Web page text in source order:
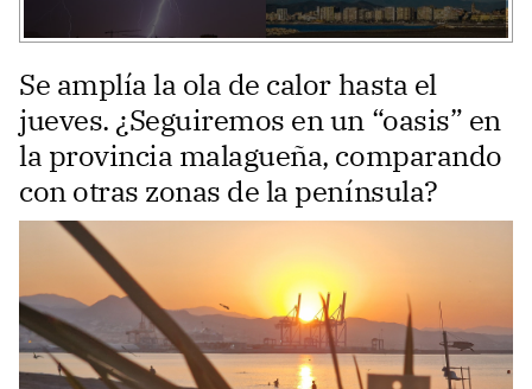
Se amplía la ola de calor hasta el
jueves. ¿Seguiremos en un “oasis” en
la provincia malagueña, comparando
con otras zonas de la península?